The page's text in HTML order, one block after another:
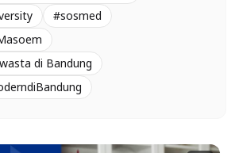
#sosmed
di Bandung